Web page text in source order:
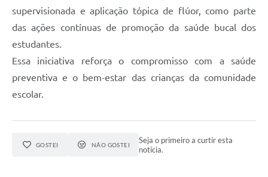
supervisionada e aplicação tópica de flúor, como parte
das ações contínuas de promoção da saúde bucal dos
estudantes.
Essa iniciativa reforça o compromisso com a saúde
preventiva e o bem-estar das crianças da comunidade
escolar.
GOSTEI NÃO GOSTEI
Seja o primeiro a curtir esta
notícia.